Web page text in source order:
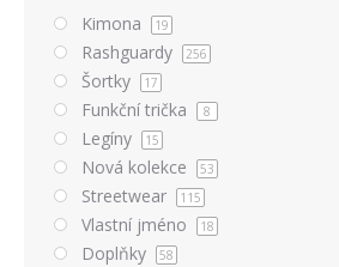
Kimona 19
Rashguardy 256
Šortky 17
Funkční trička 8
Legíny 15
Nová kolekce 53
Streetwear 115
Vlastní jméno 18
Doplňky 58